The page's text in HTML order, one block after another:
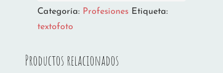
Categoría: Profesiones Etiqueta:
textofoto
Productos relacionados